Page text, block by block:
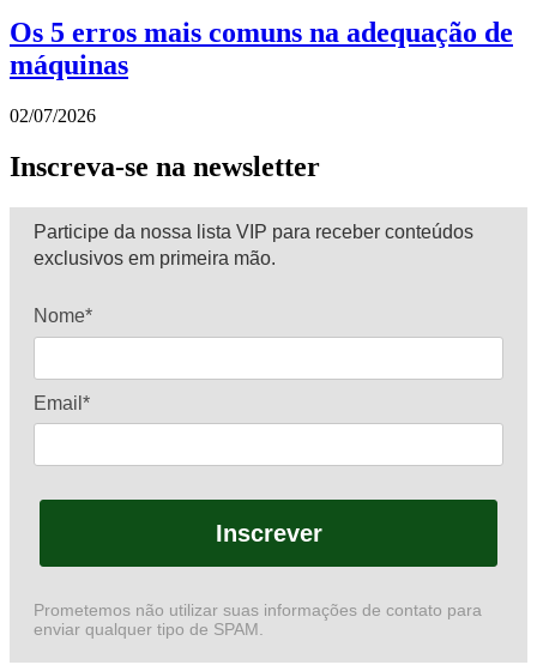
Os 5 erros mais comuns na adequação de
máquinas
02/07/2026
Inscreva-se na newsletter
Participe da nossa lista VIP para receber conteúdos
exclusivos em primeira mão.
Nome*
Email*
Inscrever
Prometemos não utilizar suas informações de contato para
enviar qualquer tipo de SPAM.